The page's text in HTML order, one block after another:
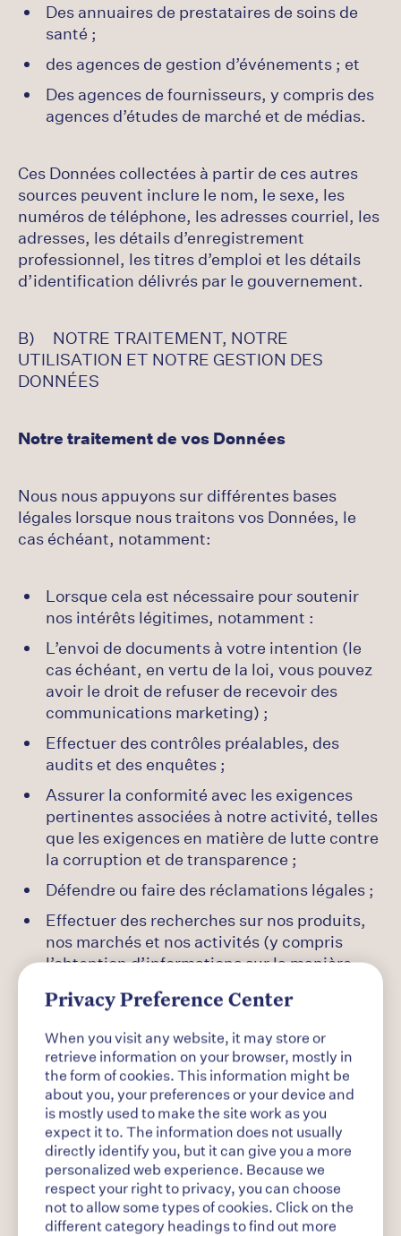
Des annuaires de prestataires de soins de
santé ;
des agences de gestion d’événements ; et
Des agences de fournisseurs, y compris des
agences d’études de marché et de médias.
Ces Données collectées à partir de ces autres
sources peuvent inclure le nom, le sexe, les
numéros de téléphone, les adresses courriel, les
adresses, les détails d’enregistrement
professionnel, les titres d’emploi et les détails
d’identification délivrés par le gouvernement.
B) NOTRE TRAITEMENT, NOTRE
UTILISATION ET NOTRE GESTION DES
DONNÉES
Notre traitement de vos Données
Nous nous appuyons sur différentes bases
légales lorsque nous traitons vos Données, le
cas échéant, notamment:
Lorsque cela est nécessaire pour soutenir
nos intérêts légitimes, notamment :
L’envoi de documents à votre intention (le
cas échéant, en vertu de la loi, vous pouvez
avoir le droit de refuser de recevoir des
communications marketing) ;
Effectuer des contrôles préalables, des
audits et des enquêtes ;
Assurer la conformité avec les exigences
pertinentes associées à notre activité, telles
que les exigences en matière de lutte contre
la corruption et de transparence ;
Défendre ou faire des réclamations légales ;
Effectuer des recherches sur nos produits,
nos marchés et nos activités (y compris
l’obtention d’informations sur la manière
être améliorés) ;
Administration et réalisation de transactions
(ventes et achats) et gestion des relations et
des problèmes liés à ces transactions ;
vous contacter pour vous fournir des
informations sur nos produits ou pour vous
demander de participer à des enquêtes
relatives à nos produits ou services ;
Répondre à vos questions ou demandes et
les traiter ;
Privacy Preference Center
When you visit any website, it may store or
retrieve information on your browser, mostly in
the form of cookies. This information might be
about you, your preferences or your device and
is mostly used to make the site work as you
expect it to. The information does not usually
directly identify you, but it can give you a more
personalized web experience. Because we
respect your right to privacy, you can choose
not to allow some types of cookies. Click on the
different category headings to find out more